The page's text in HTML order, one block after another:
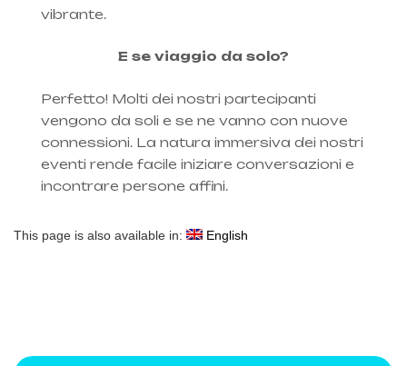
vibrante.
E se viaggio da solo?
Perfetto! Molti dei nostri partecipanti
vengono da soli e se ne vanno con nuove
connessioni. La natura immersiva dei nostri
eventi rende facile iniziare conversazioni e
incontrare persone affini.
This page is also available in: English